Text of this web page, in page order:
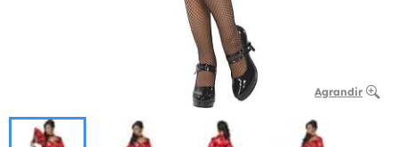
Agrandir